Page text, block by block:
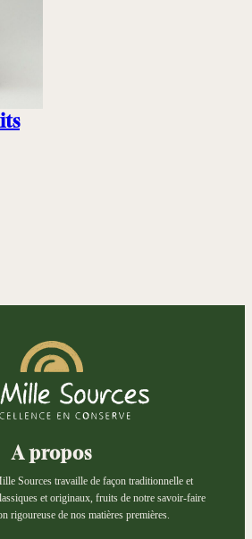
A propos
Sources travaille de façon traditionnelle et
et originaux, fruits de notre savoir-faire
rigoureuse de nos matières premières.